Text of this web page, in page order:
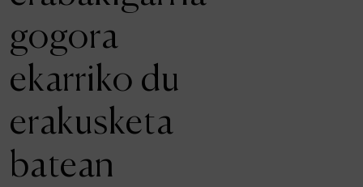
ALBISTEAK
Intranet
EUS
ESP
gogora
ekarriko du
erakusketa
batean